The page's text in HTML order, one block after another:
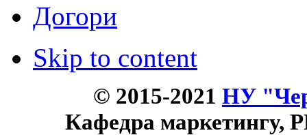
Догори
Skip to content
© 2015-2021 НУ
Кафедра маркетингу,